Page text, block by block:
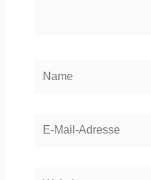
Mail-